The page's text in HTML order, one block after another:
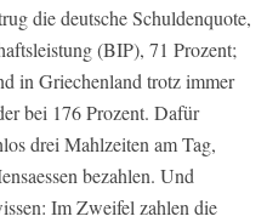
die deutsche Schuldenquote,
(BIP), 71 Prozent;
in Griechenland trotz immer
bei 176 Prozent. Dafür
drei Mahlzeiten am Tag,
bezahlen. Und
Im Zweifel zahlen die